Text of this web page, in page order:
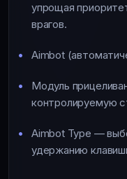
упрощая
врагов.
Aimbot
Модуль
контролируемую
Aimbot Type —
удержанию